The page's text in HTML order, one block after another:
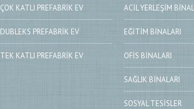
ÇOK KATLI PREFABRIK EV
DUBLEKS PREFABRIK EV
TEK KATLI PREFABRIK EV
ACIL YERLEŞIM
EĞITIM BINALARI
OFIS BINALARI
SAĞLIK BINALARI
SOSYAL TESISLER